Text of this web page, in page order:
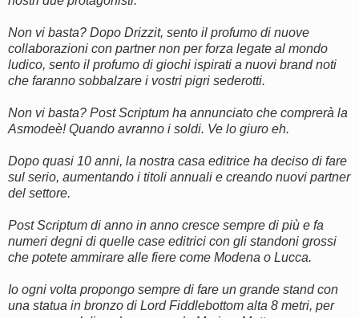
Non vi basta? Dopo Drizzit, sento il profumo di nuove
collaborazioni con partner non per forza legate al mondo
ludico, sento il profumo di giochi ispirati a nuovi brand noti
che faranno sobbalzare i vostri pigri sederotti.
Non vi basta? Post Scriptum ha annunciato che comprerà la
Asmodeè! Quando avranno i soldi. Ve lo giuro eh.
Dopo quasi 10 anni, la nostra casa editrice ha deciso di fare
sul serio, aumentando i titoli annuali e creando nuovi partner
del settore.
Post Scriptum di anno in anno cresce sempre di più e fa
numeri degni di quelle case editrici con gli standoni grossi
che potete ammirare alle fiere come Modena o Lucca.
Io ogni volta propongo sempre di fare un grande stand con
una statua in bronzo di Lord Fiddlebottom alta 8 metri, per